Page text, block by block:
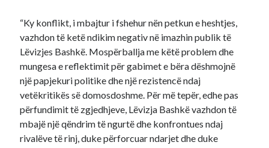
“Ky konflikt, i mbajtur i fshehur nën petkun e heshtjes,
vazhdon të ketë ndikim negativ në imazhin publik të
Lëvizjes Bashkë. Mospërballja me këtë problem dhe
mungesa e reflektimit për gabimet e bëra dëshmojnë
një papjekuri politike dhe një rezistencë ndaj
vetëkritikës së domosdoshme. Për më tepër, edhe pas
përfundimit të zgjedhjeve, Lëvizja Bashkë vazhdon të
mbajë një qëndrim të ngurtë dhe konfrontues ndaj
rivalëve të rinj, duke përforcuar ndarjet dhe duke